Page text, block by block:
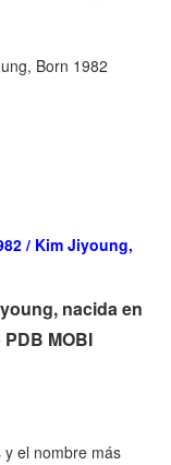
Born 1982
/ Kim Jiyoung,
nacida en
MOBI
el nombre más